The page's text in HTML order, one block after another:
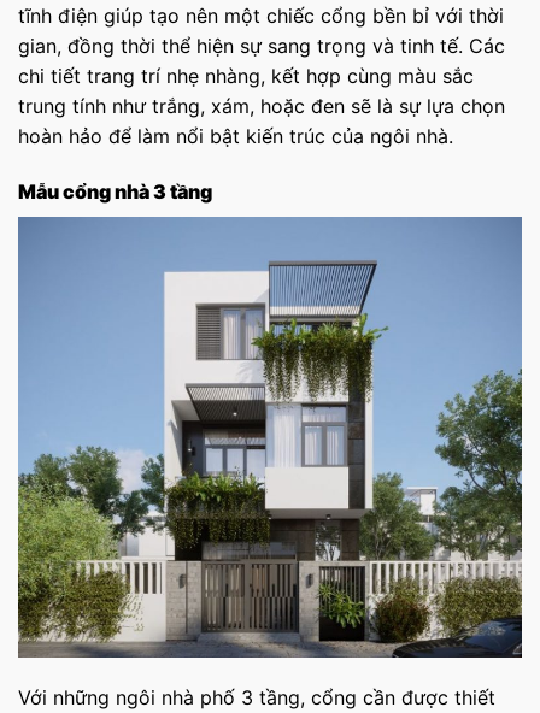
tĩnh điện giúp tạo nên một chiếc cổng bền bỉ với thời
gian, đồng thời thể hiện sự sang trọng và tinh tế. Các
chi tiết trang trí nhẹ nhàng, kết hợp cùng màu sắc
trung tính như trắng, xám, hoặc đen sẽ là sự lựa chọn
hoàn hảo để làm nổi bật kiến trúc của ngôi nhà.
Mẫu cổng nhà 3 tầng
Với những ngôi nhà phố 3 tầng, cổng cần được thiết